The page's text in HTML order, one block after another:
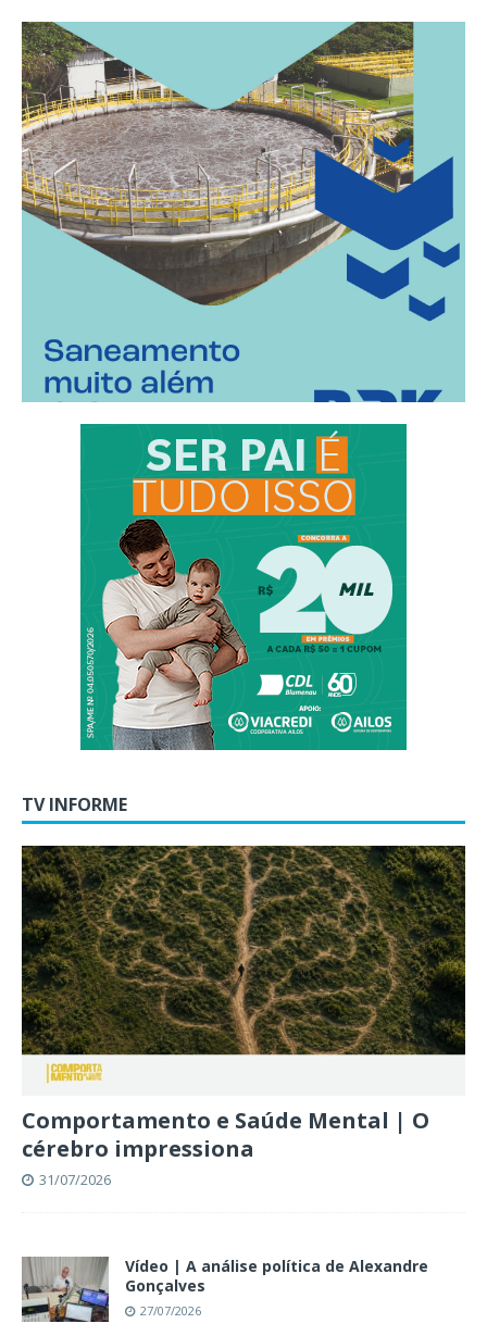
TV INFORME
Comportamento e Saúde Mental | O
cérebro impressiona
31/07/2026
Vídeo | A análise política de Alexandre
Gonçalves
27/07/2026